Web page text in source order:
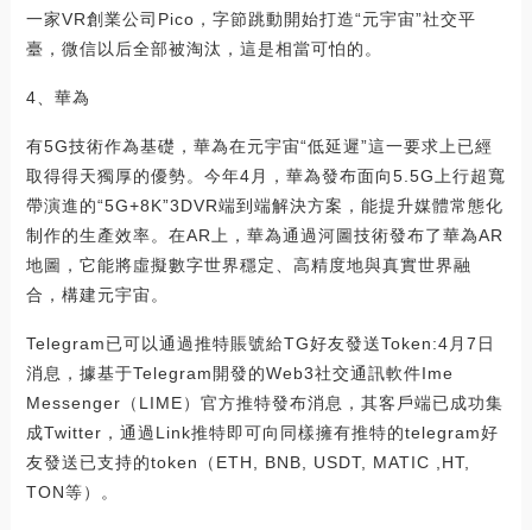
一家VR創業公司Pico，字節跳動開始打造“元宇宙”社交平
臺，微信以后全部被淘汰，這是相當可怕的。
4、華為
有5G技術作為基礎，華為在元宇宙“低延遲”這一要求上已經
取得得天獨厚的優勢。今年4月，華為發布面向5.5G上行超寬
帶演進的“5G+8K”3DVR端到端解決方案，能提升媒體常態化
制作的生產效率。在AR上，華為通過河圖技術發布了華為AR
地圖，它能將虛擬數字世界穩定、高精度地與真實世界融
合，構建元宇宙。
Telegram已可以通過推特賬號給TG好友發送Token:4月7日
消息，據基于Telegram開發的Web3社交通訊軟件Ime
Messenger（LIME）官方推特發布消息，其客戶端已成功集
成Twitter，通過Link推特即可向同樣擁有推特的telegram好
友發送已支持的token（ETH, BNB, USDT, MATIC ,HT,
TON等）。